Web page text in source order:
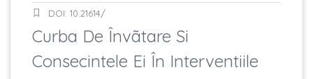
DOI: 10.21614/
Curba De Învãtare Si
Consecintele Ei În Interventiile